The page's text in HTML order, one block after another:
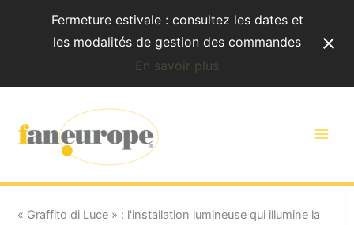
Fermeture estivale : consultez les dates et
les modalités de gestion des commandes
En savoir plus
« Graffito di Luce » :
l'installation qui illumine la
Design Week
« Graffito di Luce » : l'installation lumineuse qui illumine la